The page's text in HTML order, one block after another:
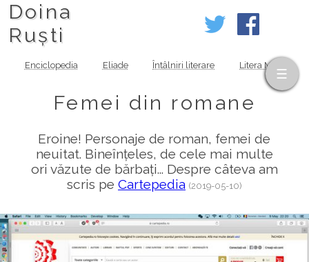
Doina
Ruști
Enciclopedia Eliade Întâlniri literare Litera MOV
Femei din romane
Eroine! Personaje de roman, femei de
neuitat. Bineînțeles, de cele mai multe
ori văzute de bărbați... Despre câteva am
scris pe Cartepedia (2019-05-10)